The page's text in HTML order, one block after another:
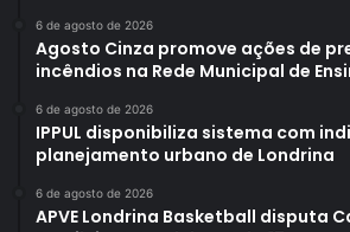
6 de agosto de 2026
Agosto Cinza promove ações de
incêndios na Rede Municipal de
6 de agosto de 2026
IPPUL disponibiliza sistema com
planejamento urbano de Londrina
6 de agosto de 2026
APVE Londrina Basketball disputa